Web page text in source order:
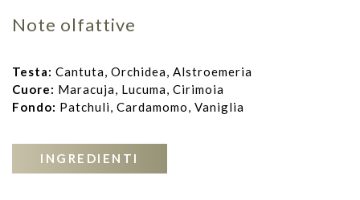
Note olfattive
Testa: Cantuta, Orchidea, Alstroemeria
Cuore: Maracuja, Lucuma, Cirimoia
Fondo: Patchuli, Cardamomo, Vaniglia
INGREDIENTI